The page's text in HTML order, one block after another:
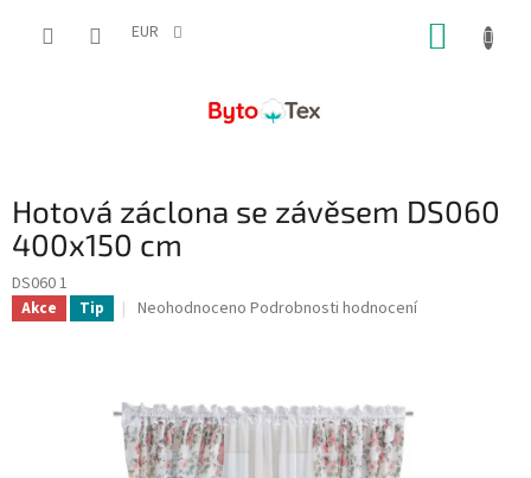
EUR
Hotová záclona se závěsem DS060
400x150 cm
DS060 1
Akce Tip
Průměrné
0,0
z
5
hvězdiček.
Neohodnoceno Podrobnosti hodnocení